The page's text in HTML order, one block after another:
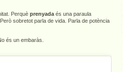
Perquè prenyada és una paraula
sobretot parla de vida. Parla de potència
és un embaràs.